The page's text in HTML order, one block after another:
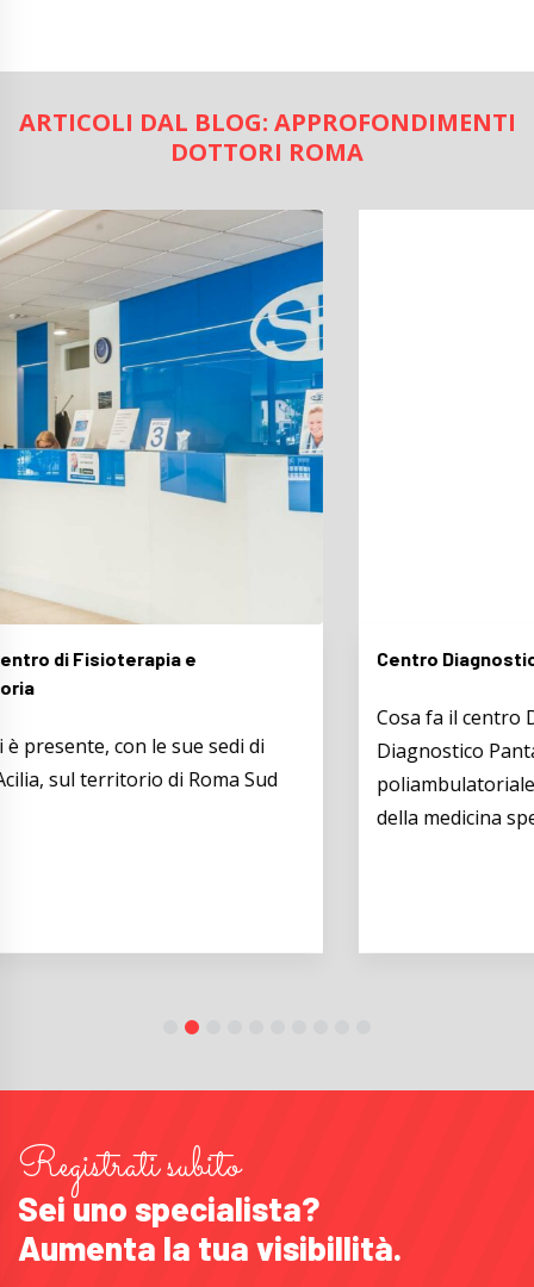
ARTICOLI DAL BLOG: APPROFONDIMENTI
DOTTORI ROMA
Centro Diagnostico Pantamedica
Cosa fa il centro Diagnostico Pantamedica Il Centro
Diagnostico Pantamedica gestisce l’attività
poliambulatoriale multidisciplinare nell’ ambito
della medicina specialistica, strumentale,...
Registrati subito
Sei uno specialista?
Aumenta la tua visibillità.